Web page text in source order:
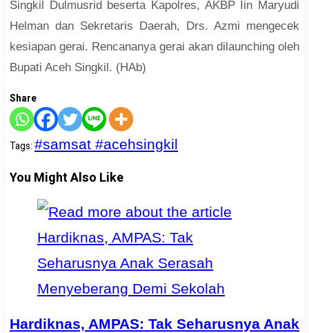
Singkil Dulmusrid beserta Kapolres, AKBP Iin Maryudi
Helman dan Sekretaris Daerah, Drs. Azmi mengecek
kesiapan gerai. Rencananya gerai akan dilaunching oleh
Bupati Aceh Singkil. (HAb)
Share
Tags:#samsat #acehsingkil
You Might Also Like
Hardiknas, AMPAS: Tak Seharusnya Anak